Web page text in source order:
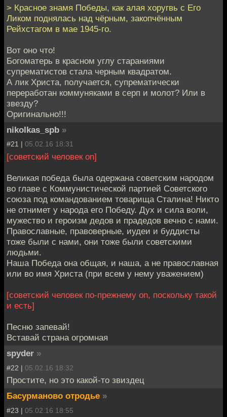
> Красное знамя Победы, как алая хоругвь с Его
Ликом поднялась над чёрным, закопчённым
Рейхстагом в мае 1945-го.
Вот оно что!
Богоматерь в красном углу стараниями
супрематистов стала черным квадратом.
А лик Христа, получается, супрематически
переработан коммуняками в серп и молот? Или в
звезду?
Оригинально!!!
nikolkas_spb »
#21 | 05.02.16 18:31
[советский человек on]
Великая победа была одержана советским народом
во главе с Коммунистической партией Советского
союза под командованием товарища Сталина! Никто
не отнимет у народа его Победу. Дух и сила воли,
мужество и героизм дедов и прадедов вечно с нами.
Православные, правоверные, иудеи и буддисты
тоже были с нами, они тоже были советскими
людьми.
Наша Победа она общая, и наша, а не православная
или во имя Христа (при всем у нему уважением)
[советский человек по-прежнему on, поскольку такой
и есть]
Песню запевай!
Вставай страна огромная
spyder »
#22 | 05.02.16 18:32
Простите, но это какой-то звиздец
Басурманово отродье »
#23 | 05.02.16 18:55